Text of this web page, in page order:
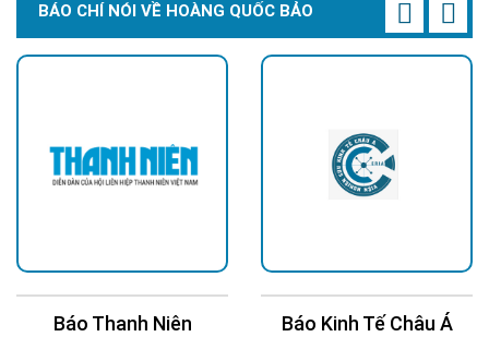
BÁO CHÍ NÓI VỀ HOÀNG QUỐC BẢO
Báo Thanh Niên Báo Kinh Tế Châu Á